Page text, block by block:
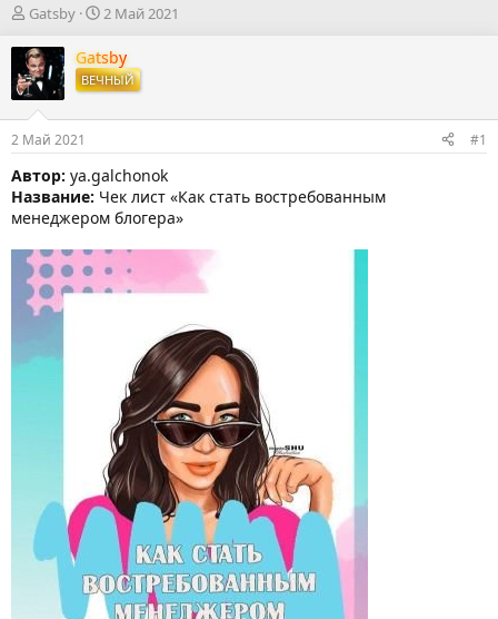
А
т
о
р
т
е
м
ы
Gatsby
Д
т
а
н
а
л
а
2 Май 2021
Gatsby
ВЕЧНЫЙ
2 Май 2021 #1
Автор: ya.galchonok
Название: Чек лист «Как стать востребованным
менеджером блогера»